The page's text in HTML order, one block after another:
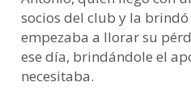
socios del club y la
empezaba a llorar su
ese día, brindándole el
necesitaba.